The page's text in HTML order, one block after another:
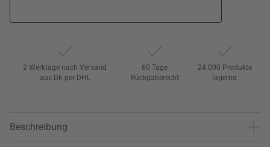
2 Werktage nach Versand
aus DE per DHL
60 Tage
Rückgaberecht
24.000 Produkte
lagernd
Beschreibung